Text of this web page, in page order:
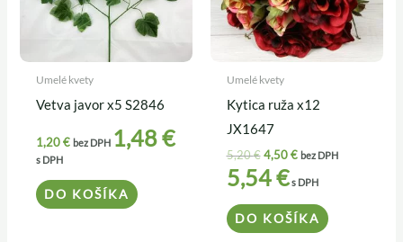
Umelé kvety
Vetva javor x5 S2846
1,20€ bez DPH 1,48€
s DPH
DO KOŠÍKA
Umelé kvety
Kytica ruža x12
JX1647
5,20€ 4,50€ bez DPH
5,54€s DPH
DO KOŠÍKA